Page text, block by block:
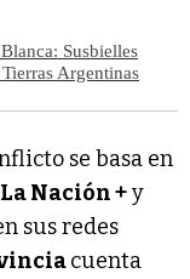
Susbielles
Argentinas
se basa en
Nación +y
sus redes
cuenta